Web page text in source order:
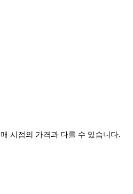
시점의 가격과 다를 수 있습니다.